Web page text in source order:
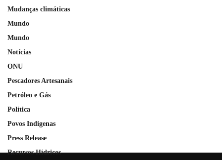
Mudanças climáticas
Mundo
Mundo
Notícias
ONU
Pescadores Artesanais
Petróleo e Gás
Política
Povos Indígenas
Press Release
Recursos Hídricos